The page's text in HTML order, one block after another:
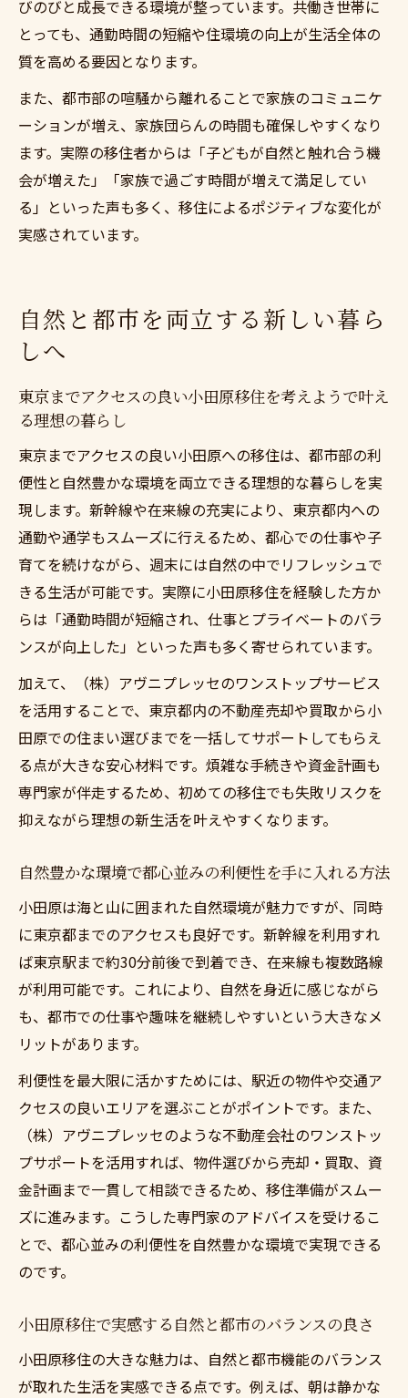
びのびと成長できる環境が整っています。共働き世帯に
とっても、通勤時間の短縮や住環境の向上が生活全体の
質を高める要因となります。
また、都市部の喧騒から離れることで家族のコミュニケ
ーションが増え、家族団らんの時間も確保しやすくなり
ます。実際の移住者からは「子どもが自然と触れ合う機
会が増えた」「家族で過ごす時間が増えて満足してい
る」といった声も多く、移住によるポジティブな変化が
実感されています。
自然と都市を両立する新しい暮ら
しへ
東京までアクセスの良い小田原移住を考えようで叶え
る理想の暮らし
東京までアクセスの良い小田原への移住は、都市部の利
便性と自然豊かな環境を両立できる理想的な暮らしを実
現します。新幹線や在来線の充実により、東京都内への
通勤や通学もスムーズに行えるため、都心での仕事や子
育てを続けながら、週末には自然の中でリフレッシュで
きる生活が可能です。実際に小田原移住を経験した方か
らは「通勤時間が短縮され、仕事とプライベートのバラ
ンスが向上した」といった声も多く寄せられています。
加えて、（株）アヴニプレッセのワンストップサービス
を活用することで、東京都内の不動産売却や買取から小
田原での住まい選びまでを一括してサポートしてもらえ
る点が大きな安心材料です。煩雑な手続きや資金計画も
専門家が伴走するため、初めての移住でも失敗リスクを
抑えながら理想の新生活を叶えやすくなります。
自然豊かな環境で都心並みの利便性を手に入れる方法
小田原は海と山に囲まれた自然環境が魅力ですが、同時
に東京都までのアクセスも良好です。新幹線を利用すれ
ば東京駅まで約30分前後で到着でき、在来線も複数路線
が利用可能です。これにより、自然を身近に感じながら
も、都市での仕事や趣味を継続しやすいという大きなメ
リットがあります。
利便性を最大限に活かすためには、駅近の物件や交通ア
クセスの良いエリアを選ぶことがポイントです。また、
（株）アヴニプレッセのような不動産会社のワンストッ
プサポートを活用すれば、物件選びから売却・買取、資
金計画まで一貫して相談できるため、移住準備がスムー
ズに進みます。こうした専門家のアドバイスを受けるこ
とで、都心並みの利便性を自然豊かな環境で実現できる
のです。
小田原移住で実感する自然と都市のバランスの良さ
小田原移住の大きな魅力は、自然と都市機能のバランス
が取れた生活を実感できる点です。例えば、朝は静かな